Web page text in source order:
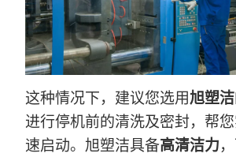
这种情况下，建议您选用旭塑
进行停机前的清洗及密封，帮
速启动。旭塑洁具备高清洁力